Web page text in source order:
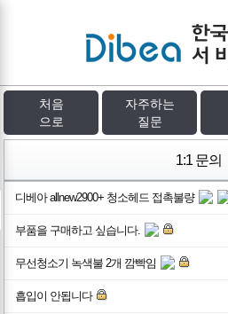
처음
으로
자주하는
질문
1:1 문의
디베아 allnew2900+ 청소헤드 접촉불량
부품을 구매하고 싶습니다.
무선청소기 녹색불 2개 깜빡임
흡입이 안됩니다